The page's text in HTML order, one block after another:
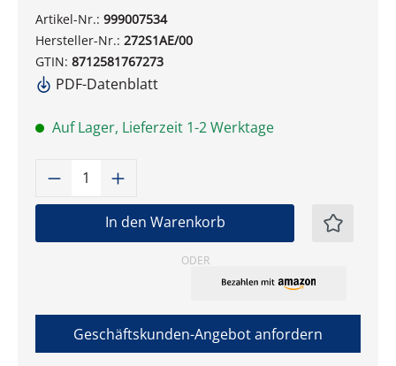
Artikel-Nr.: 999007534
Hersteller-Nr.: 272S1AE/00
GTIN: 8712581767273
PDF-Datenblatt
Auf Lager, Lieferzeit 1-2 Werktage
Produkt Anzahl: Gib den
In den Warenkorb
ODER
Geschäftskunden-Angebot anfordern